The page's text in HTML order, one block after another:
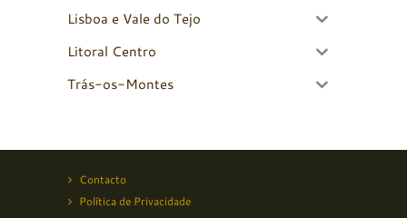
Lisboa e Vale do Tejo
Litoral Centro
Trás-os-Montes
Contacto
Política de Privacidade